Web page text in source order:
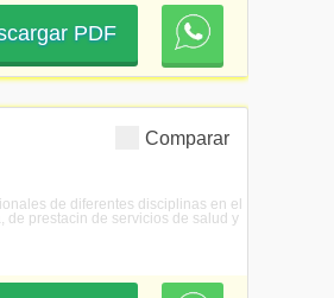
PDF
Comparar
de diferentes disciplinas en el
de prestacin de servicios de salud y